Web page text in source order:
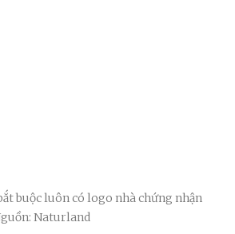
buộc luôn có logo nhà chứng nhận
Naturland